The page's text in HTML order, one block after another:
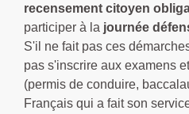
recensement citoyen
participer à la journée
S'il ne fait pas ces
pas s'inscrire aux examens
(permis de conduire,
Français qui a fait son